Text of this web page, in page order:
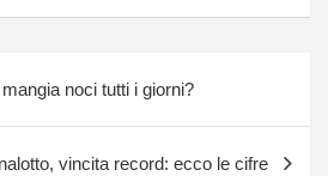
noci tutti i giorni?
vincita record: ecco le cifre